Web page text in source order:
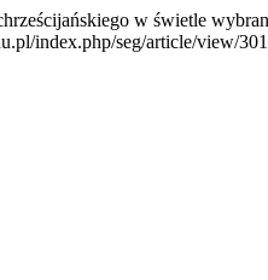
w świetle
index.php/seg/article/view/